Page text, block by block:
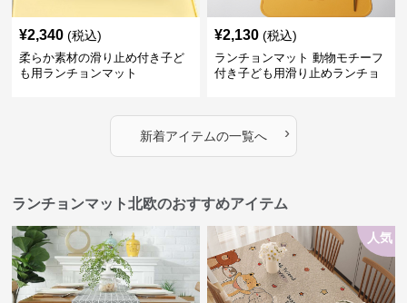
¥2,340 (税込)
柔らか素材の滑り止め付き子ど
も用ランチョンマット
¥2,130 (税込)
ランチョンマット 動物モチーフ
付き子ども用滑り止めランチョ
新着アイテムの一覧へ ›
ランチョンマット北欧のおすすめアイテム
人気